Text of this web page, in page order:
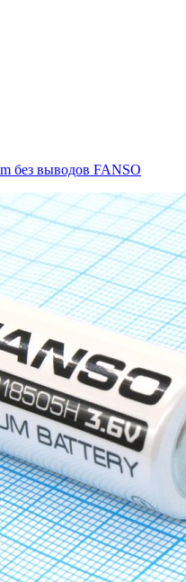
без выводов FANSO